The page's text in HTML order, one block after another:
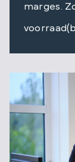
Over
marges.